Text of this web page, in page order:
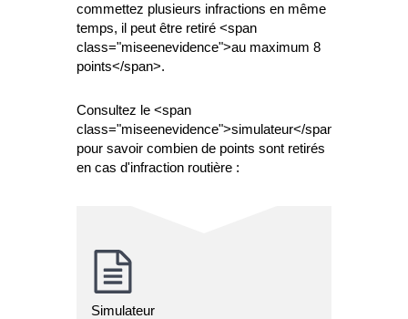
commettez plusieurs infractions en même
temps, il peut être retiré <span
class="miseenevidence">au maximum 8
points</span>.
Consultez le <span
class="miseenevidence">simulateur</span>
pour savoir combien de points sont retirés
en cas d'infraction routière :
Simulateur